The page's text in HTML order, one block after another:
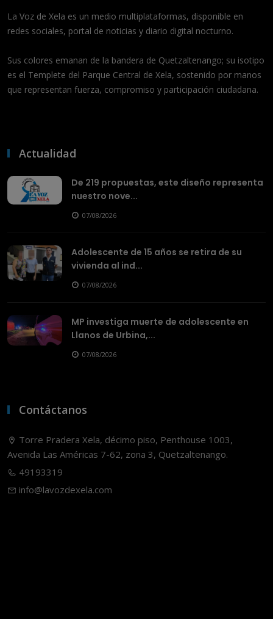
La Voz de Xela es un medio multiplataformas, disponible en
redes sociales, portal de noticias y diario digital nocturno.
Sus colores emanan de la bandera de Quetzaltenango; su isotipo
es el Templete del Parque Central de Xela, sostenido por manos
que representan fuerza, compromiso y participación ciudadana.
Actualidad
De 219 propuestas, este diseño representa
nuestro nove...
07/08/2026
Adolescente de 15 años se retira de su
vivienda al ind...
07/08/2026
MP investiga muerte de adolescente en
Llanos de Urbina,...
07/08/2026
Contáctanos
Torre Pradera Xela, décimo piso, Penthouse 1003,
Avenida Las Américas 7-62, zona 3, Quetzaltenango.
49193319
info@lavozdexela.com